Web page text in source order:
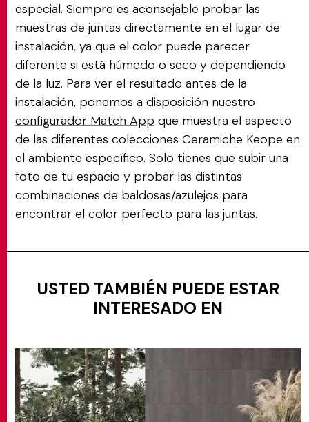
especial. Siempre es aconsejable probar las
muestras de juntas directamente en el lugar de
instalación, ya que el color puede parecer
diferente si está húmedo o seco y dependiendo
de la luz. Para ver el resultado antes de la
instalación, ponemos a disposición nuestro
configurador Match App que muestra el aspecto
de las diferentes colecciones Ceramiche Keope en
el ambiente específico. Solo tienes que subir una
foto de tu espacio y probar las distintas
combinaciones de baldosas/azulejos para
encontrar el color perfecto para las juntas.
USTED TAMBIÉN PUEDE ESTAR
INTERESADO EN